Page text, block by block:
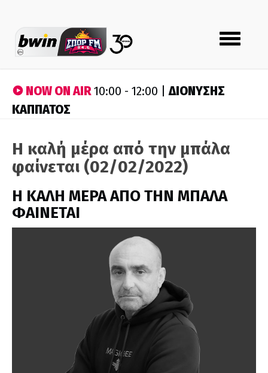
Toggle
navigation
NOW ON AIR10:00 - 12:00 |ΔΙΟΝΥΣΗΣ
ΚΑΠΠΑΤΟΣ
Η καλή μέρα από την μπάλα
φαίνεται (02/02/2022)
H ΚΑΛΗ ΜΕΡΑ ΑΠΟ ΤΗΝ ΜΠΑΛΑ
ΦΑΙΝΕΤΑΙ